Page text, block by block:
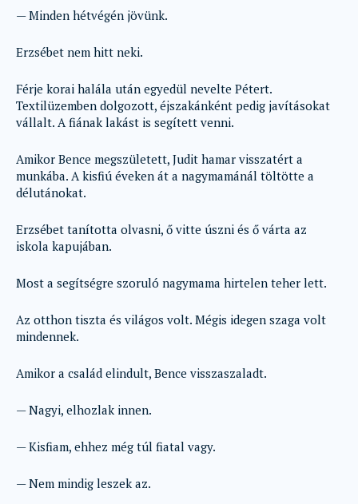
— Minden hétvégén jövünk.
Erzsébet nem hitt neki.
Férje korai halála után egyedül nevelte Pétert.
Textilüzemben dolgozott, éjszakánként pedig javításokat
vállalt. A fiának lakást is segített venni.
Amikor Bence megszületett, Judit hamar visszatért a
munkába. A kisfiú éveken át a nagymamánál töltötte a
délutánokat.
Erzsébet tanította olvasni, ő vitte úszni és ő várta az
iskola kapujában.
Most a segítségre szoruló nagymama hirtelen teher lett.
Az otthon tiszta és világos volt. Mégis idegen szaga volt
mindennek.
Amikor a család elindult, Bence visszaszaladt.
— Nagyi, elhozlak innen.
— Kisfiam, ehhez még túl fiatal vagy.
— Nem mindig leszek az.